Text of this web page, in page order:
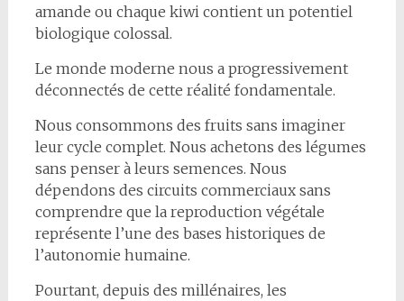
amande ou chaque kiwi contient un potentiel
biologique colossal.
Le monde moderne nous a progressivement
déconnectés de cette réalité fondamentale.
Nous consommons des fruits sans imaginer
leur cycle complet. Nous achetons des légumes
sans penser à leurs semences. Nous
dépendons des circuits commerciaux sans
comprendre que la reproduction végétale
représente l’une des bases historiques de
l’autonomie humaine.
Pourtant, depuis des millénaires, les